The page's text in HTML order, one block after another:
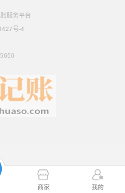
商家 我的
服务平台
号-4